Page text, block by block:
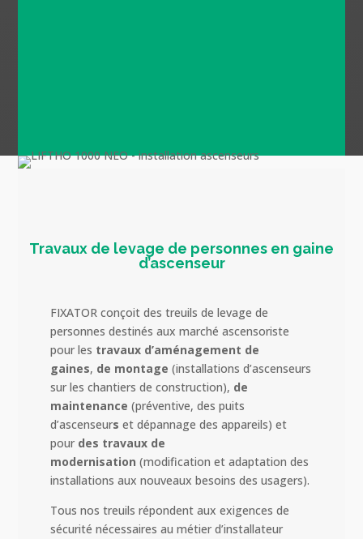
Travaux de levage de personnes en gaine
d’ascenseur
FIXATOR conçoit des treuils de levage de
personnes destinés aux marché ascensoriste
pour les travaux d’aménagement de
gaines, de montage (installations d’ascenseurs
sur les chantiers de construction), de
maintenance (préventive, des puits
d’ascenseurs et dépannage des appareils) et
pour des travaux de
modernisation (modification et adaptation des
installations aux nouveaux besoins des usagers).
Tous nos treuils répondent aux exigences de
sécurité nécessaires au métier d’installateur